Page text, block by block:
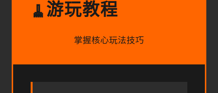
🧹游玩教程
掌握核心玩法技巧